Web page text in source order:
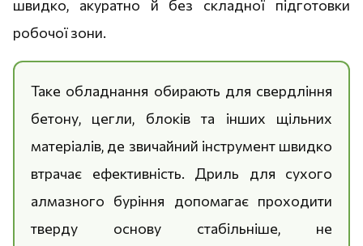
швидко, акуратно й без складної підготовки
робочої зони.
Таке обладнання обирають для свердління
бетону, цегли, блоків та інших щільних
матеріалів, де звичайний інструмент швидко
втрачає ефективність. Дриль для сухого
алмазного буріння допомагає проходити
тверду основу стабільніше, не